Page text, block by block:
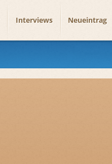
Interviews Neueintrag